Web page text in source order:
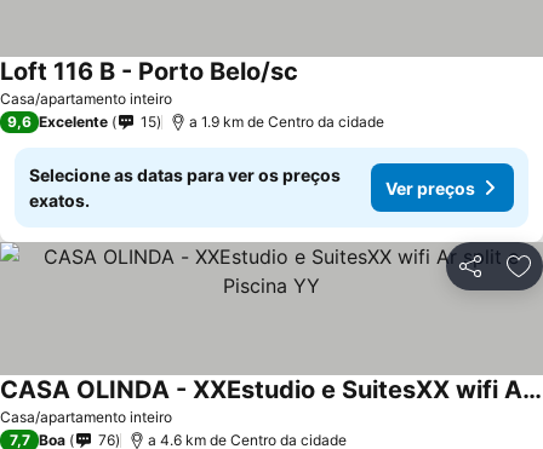
Casa/apartamento inteiro
Loft 116 B - Porto Belo/sc
9,6 Excelente 15 a 1.9 km de Centro da cidade
Selecione as datas para ver os preços
exatos.
Ver preços
Partilhar
Casa/apartamento inteiro
CASA OLINDA - XXEstudio e SuitesXX wifi Ar split e Piscina YY
7,7 Boa 76 a 4.6 km de Centro da cidade